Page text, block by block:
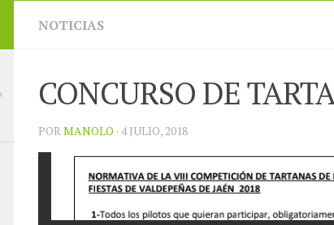
NOTICIAS
CONCURSO DE
POR MANOLO · 4 JULIO, 2018